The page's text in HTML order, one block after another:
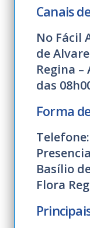
Canais
No Fácil
de
Regina
das
Forma
Telefone:
Basílio
Flora